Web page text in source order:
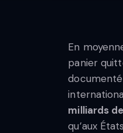
En
panier
milliards
qu’aux